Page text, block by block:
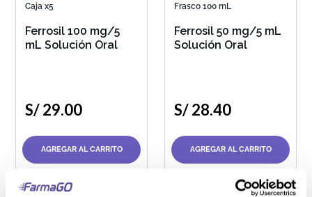
Caja x5
Ferrosil 100 mg/5
mL Solución Oral
S/29.00
AGREGAR AL CARRITO
Frasco 100 mL
Ferrosil 50 mg/5 mL
Solución Oral
S/28.40
AGREGAR AL CARRITO